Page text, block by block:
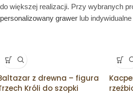
do większej realizacji. Przy wybranych
personalizowany grawer lub
z drewna – figura
Króli do szopki